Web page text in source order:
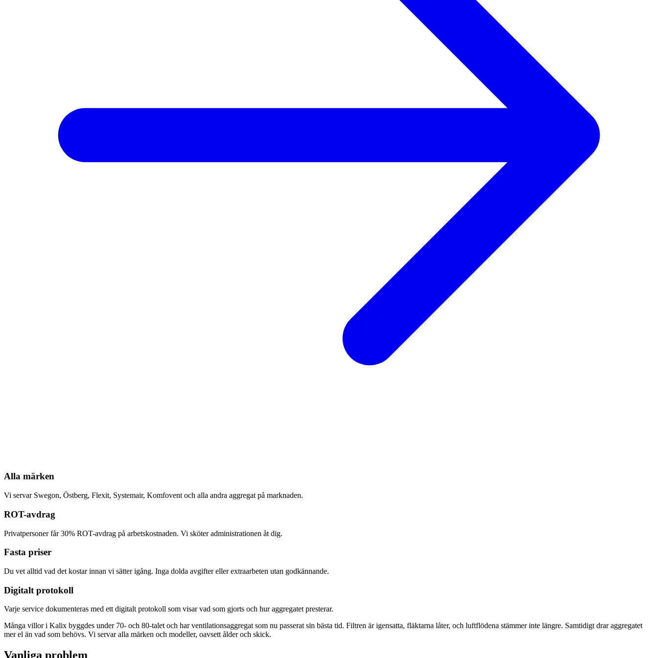
Alla märken
Vi servar Swegon, Östberg, Flexit, Systemair, Komfovent och alla andra aggregat på marknaden.
ROT-avdrag
Privatpersoner får 30% ROT-avdrag på arbetskostnaden. Vi sköter administrationen åt dig.
Fasta priser
Du vet alltid vad det kostar innan vi sätter igång. Inga dolda avgifter eller extraarbeten utan godkännande.
Digitalt protokoll
Varje service dokumenteras med ett digitalt protokoll som visar vad som gjorts och hur aggregatet presterar.
Många villor i Kalix byggdes under 70- och 80-talet och har ventilationsaggregat som nu passerat sin bästa tid. Filtren är igensatta, fläktarna låter, och luftflödena stämmer inte längre. Samtidigt drar aggregatet
mer el än vad som behövs. Vi servar alla märken och modeller, oavsett ålder och skick.
Vanliga problem